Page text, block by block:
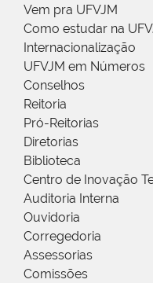
Vem pra UFVJM
Como estudar na
Internacionalização
UFVJM em Números
Conselhos
Reitoria
Pró-Reitorias
Diretorias
Biblioteca
Centro de Inovação
Auditoria Interna
Ouvidoria
Corregedoria
Assessorias
Comissões